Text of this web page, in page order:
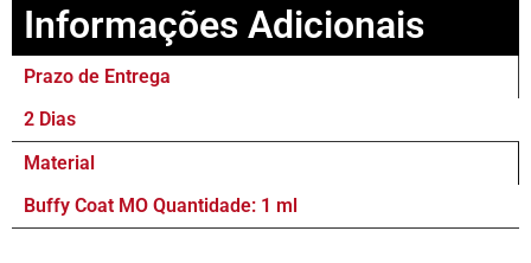
Informações Adicionais
Prazo de Entrega
2 Dias
Material
Buffy Coat MO Quantidade: 1 ml